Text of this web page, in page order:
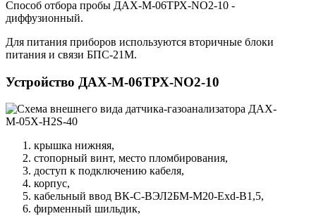
Способ отбора пробы ДАХ-М-06ТРХ-NO2-10 -
диффузионный.
Для питания приборов используются вторичные блоки
питания и связи БПС-21М.
Устройство ДАХ-М-06ТРХ-NO2-10
крышка нижняя,
стопорный винт, место пломбирования,
доступ к подключению кабеля,
корпус,
кабельный ввод ВК-С-ВЭЛ2БМ-М20-Exd-В1,5,
фирменный шильдик,